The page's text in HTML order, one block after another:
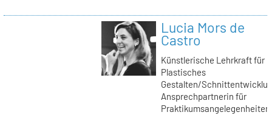
Lucia Mors de
Castro
Künstlerische Lehrkraft für
Plastisches
Gestalten/
Ansprechpartnerin für
Praktikumsangelegenheiten